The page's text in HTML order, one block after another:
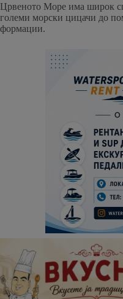
Црвеното Море има широк
големи морски цицачи до
формации.